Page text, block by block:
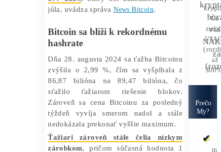
Domov ❯ Články ❯ Hashrate Bitcoinu sa
Napriek nárastu náročnosti ťažby BTC a
poklesu ceny je celkový hashrate
Bitcoinu stále na vzostupe. V stredu
delilo prekonanie maxima len 12
exahash za sekundu (EH/s) od
677 EH/s, ktorý bol zaznamenaný 25.